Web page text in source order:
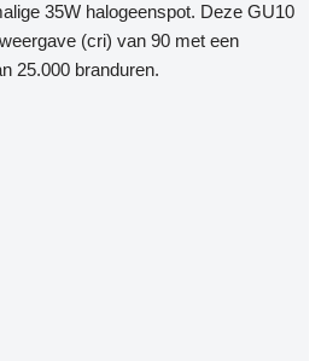
35W halogeenspot. Deze GU10
(cri) van 90 met een
25.000 branduren.